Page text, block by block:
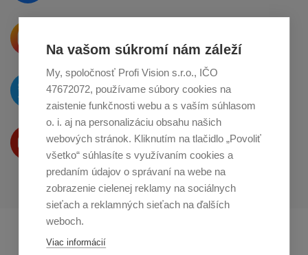
Na vašom súkromí nám záleží
My, spoločnosť Profi Vision s.r.o., IČO
47672072, používame súbory cookies na
zaistenie funkčnosti webu a s vaším súhlasom
o. i. aj na personalizáciu obsahu našich
webových stránok. Kliknutím na tlačidlo „Povoliť
všetko“ súhlasíte s využívaním cookies a
predaním údajov o správaní na webe na
zobrazenie cielenej reklamy na sociálnych
sieťach a reklamných sieťach na ďalších
weboch.
Viac informácií
o zdieľanie naInstagrame
O novinkách píšeme
naTwitteri
Produkty Vám predstavujeme
na Youtube
Profikuchař.cz